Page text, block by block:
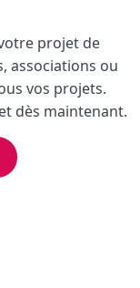
projet de
associations ou
vos projets.
dès maintenant.